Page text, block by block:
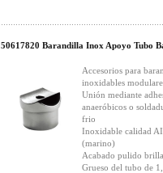
50617820 Barandilla Inox Apoyo Tubo
Accesorios para
inoxidables
Unión mediante
anaeróbicos o
frio
Inoxidable calidad
(marino)
Acabado pulido
Grueso del tubo de